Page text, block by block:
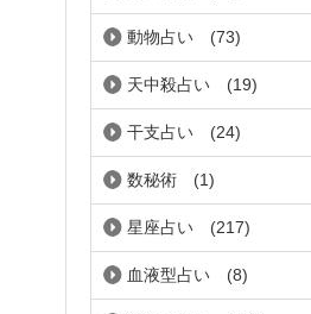
動物占い (73)
天中殺占い (19)
干支占い (24)
数秘術 (1)
星座占い (217)
血液型占い (8)